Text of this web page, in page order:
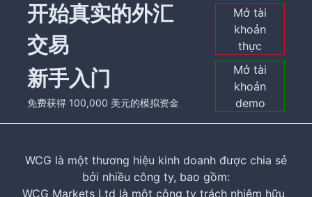
开始真实的外汇
交易
Mở tài
khoản
thực
新手入门
免费获得 100,000 美元的模拟资金
Mở tài
khoản
demo
WCG là một thương hiệu kinh doanh được chia sẻ
bởi nhiều công ty, bao gồm:
WCG Markets Ltd là một công ty trách nhiệm hữu